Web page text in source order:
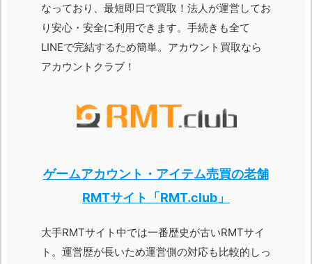
なっており、最短即日で買取！法人が運営してお
り安心・安全に利用できます。手続きも全て
LINEで完結するため簡単。アカウント買取なら
アカウントクラブ！
ゲームアカウント・アイテム売買の老舗
RMTサイト「RMT.club」
大手RMTサイト中では一番歴史が古いRMTサイ
ト。運営歴が長いため運営側の対応も比較的しっ